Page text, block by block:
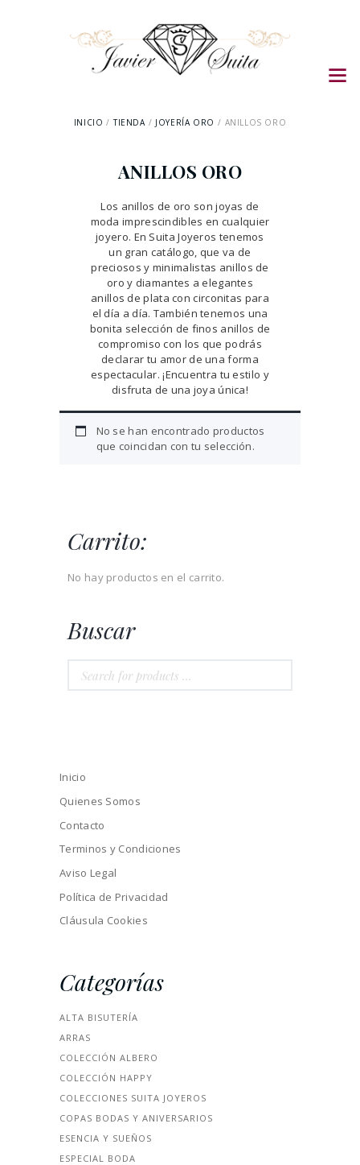
INICIO TIENDA JOYERÍA ORO ANILLOS ORO
ANILLOS ORO
Los anillos de oro son joyas de
moda imprescindibles en cualquier
joyero. En Suita Joyeros tenemos
un gran catálogo, que va de
preciosos y minimalistas anillos de
oro y diamantes a elegantes
anillos de plata con circonitas para
el día a día. También tenemos una
bonita selección de finos anillos de
compromiso con los que podrás
declarar tu amor de una forma
espectacular. ¡Encuentra tu estilo y
disfruta de una joya única!
No se han encontrado productos
que coincidan con tu selección.
Carrito:
No hay productos en el carrito.
Buscar
Inicio
Quienes Somos
Contacto
Terminos y Condiciones
Aviso Legal
Política de Privacidad
Cláusula Cookies
Categorías
ALTA BISUTERÍA
ARRAS
COLECCIÓN ALBERO
COLECCIÓN HAPPY
COLECCIONES SUITA JOYEROS
COPAS BODAS Y ANIVERSARIOS
ESENCIA Y SUEÑOS
ESPECIAL BODA